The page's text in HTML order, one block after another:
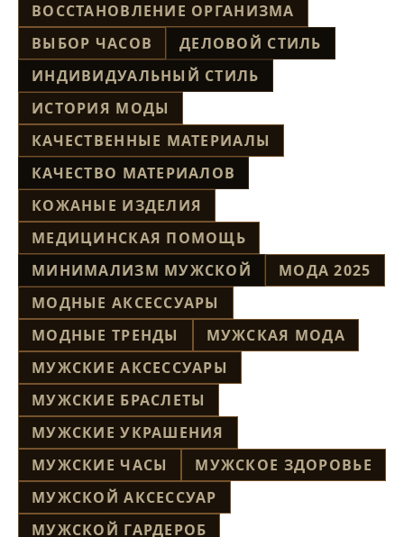
ВОССТАНОВЛЕНИЕ ОРГАНИЗМА
ВЫБОР ЧАСОВ
ДЕЛОВОЙ СТИЛЬ
ИНДИВИДУАЛЬНЫЙ СТИЛЬ
ИСТОРИЯ МОДЫ
КАЧЕСТВЕННЫЕ МАТЕРИАЛЫ
КАЧЕСТВО МАТЕРИАЛОВ
КОЖАНЫЕ ИЗДЕЛИЯ
МЕДИЦИНСКАЯ ПОМОЩЬ
МИНИМАЛИЗМ МУЖСКОЙ
МОДА 2025
МОДНЫЕ АКСЕССУАРЫ
МОДНЫЕ ТРЕНДЫ
МУЖСКАЯ МОДА
МУЖСКИЕ АКСЕССУАРЫ
МУЖСКИЕ БРАСЛЕТЫ
МУЖСКИЕ УКРАШЕНИЯ
МУЖСКИЕ ЧАСЫ
МУЖСКОЕ ЗДОРОВЬЕ
МУЖСКОЙ АКСЕССУАР
МУЖСКОЙ ГАРДЕРОБ